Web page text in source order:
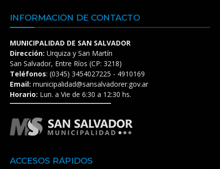
INFORMACIÓN DE CONTACTO
MUNICIPALIDAD DE SAN SALVADOR
Dirección: Urquiza y San Martín
San Salvador, Entre Ríos (CP: 3218)
Teléfonos: (0345) 3454027225 - 4910169
Email: municipalidad@sansalvadorer.gov.ar
Horario: Lun. a Vie de 6:30 a 12:30 hs.
ACCESOS RÁPIDOS